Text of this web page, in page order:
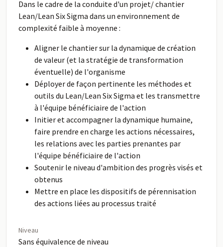
Dans le cadre de la conduite d'un projet/ chantier
Lean/Lean Six Sigma dans un environnement de
complexité faible à moyenne :
Aligner le chantier sur la dynamique de création
de valeur (et la stratégie de transformation
éventuelle) de l'organisme
Déployer de façon pertinente les méthodes et
outils du Lean/Lean Six Sigma et les transmettre
à l'équipe bénéficiaire de l'action
Initier et accompagner la dynamique humaine,
faire prendre en charge les actions nécessaires,
les relations avec les parties prenantes par
l'équipe bénéficiaire de l'action
Soutenir le niveau d'ambition des progrès visés et
obtenus
Mettre en place les dispositifs de pérennisation
des actions liées au processus traité
Niveau
Sans équivalence de niveau